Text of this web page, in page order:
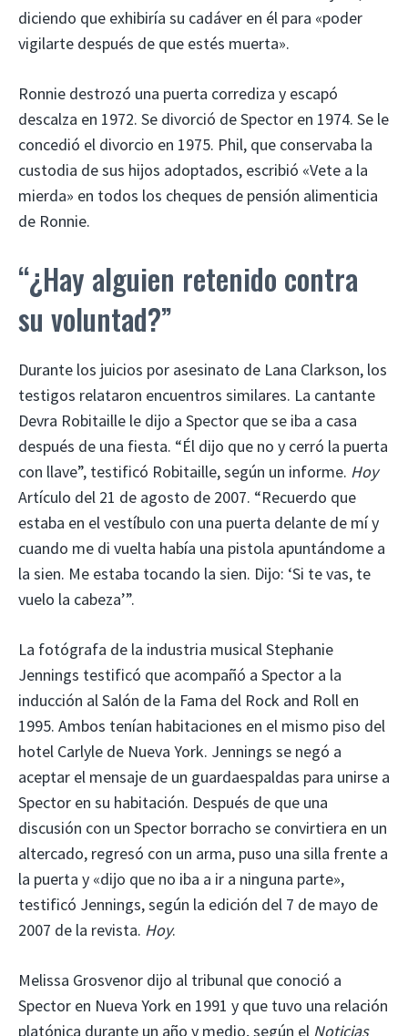
diciendo que exhibiría su cadáver en él para «poder
vigilarte después de que estés muerta».
Ronnie destrozó una puerta corrediza y escapó
descalza en 1972. Se divorció de Spector en 1974. Se le
concedió el divorcio en 1975. Phil, que conservaba la
custodia de sus hijos adoptados, escribió «Vete a la
mierda» en todos los cheques de pensión alimenticia
de Ronnie.
“¿Hay alguien retenido contra
su voluntad?”
Durante los juicios por asesinato de Lana Clarkson, los
testigos relataron encuentros similares. La cantante
Devra Robitaille le dijo a Spector que se iba a casa
después de una fiesta. “Él dijo que no y cerró la puerta
con llave”, testificó Robitaille, según un informe. Hoy
Artículo del 21 de agosto de 2007. “Recuerdo que
estaba en el vestíbulo con una puerta delante de mí y
cuando me di vuelta había una pistola apuntándome a
la sien. Me estaba tocando la sien. Dijo: ‘Si te vas, te
vuelo la cabeza’”.
La fotógrafa de la industria musical Stephanie
Jennings testificó que acompañó a Spector a la
inducción al Salón de la Fama del Rock and Roll en
1995. Ambos tenían habitaciones en el mismo piso del
hotel Carlyle de Nueva York. Jennings se negó a
aceptar el mensaje de un guardaespaldas para unirse a
Spector en su habitación. Después de que una
discusión con un Spector borracho se convirtiera en un
altercado, regresó con un arma, puso una silla frente a
la puerta y «dijo que no iba a ir a ninguna parte»,
testificó Jennings, según la edición del 7 de mayo de
2007 de la revista. Hoy.
Melissa Grosvenor dijo al tribunal que conoció a
Spector en Nueva York en 1991 y que tuvo una relación
platónica durante un año y medio, según el Noticias